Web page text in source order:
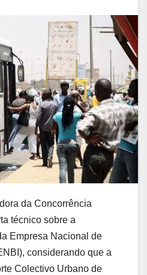
da Concorrência
técnico sobre a
Empresa Nacional de
considerando que a
Colectivo Urbano de